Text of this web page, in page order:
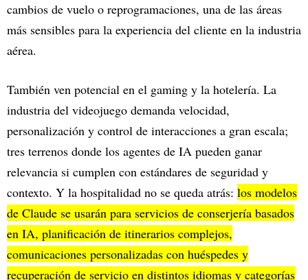
cambios de vuelo o reprogramaciones, una de las áreas
más sensibles para la experiencia del cliente en la industria
aérea.
También ven potencial en el gaming y la hotelería. La
industria del videojuego demanda velocidad,
personalización y control de interacciones a gran escala;
tres terrenos donde los agentes de IA pueden ganar
relevancia si cumplen con estándares de seguridad y
contexto. Y la hospitalidad no se queda atrás: los modelos
de Claude se usarán para servicios de conserjería basados
en IA, planificación de itinerarios complejos,
comunicaciones personalizadas con huéspedes y
recuperación de servicio en distintos idiomas y categorías